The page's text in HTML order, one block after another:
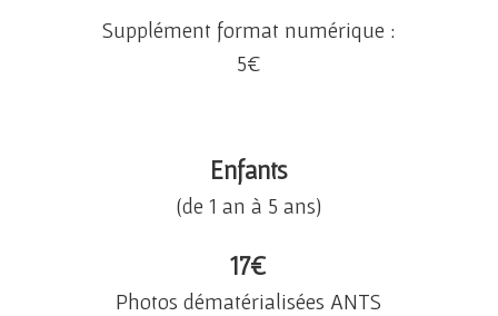
Supplément format numérique :
5€
Enfants
(de 1 an à 5 ans)
17€
Photos dématérialisées ANTS